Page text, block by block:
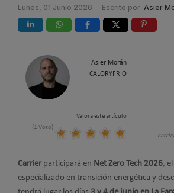
Lunes, 01 Junio 2026 Escrito por Asier
Asier Morán
CALORYFRIO
Valora este artículo
(1 Voto)
Carrierparticipará en Net Zero Tech 2026,
especializado en transición energética y